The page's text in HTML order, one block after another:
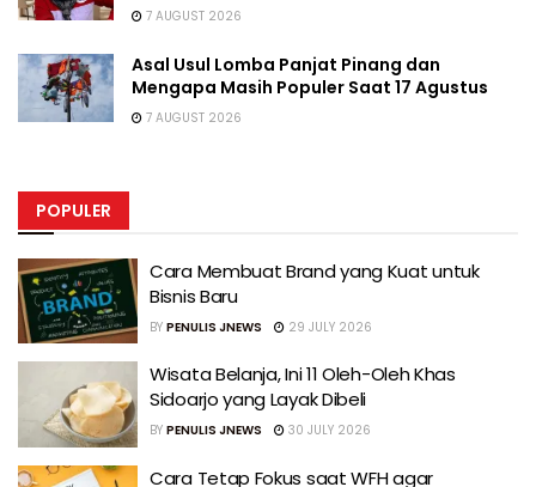
7 AUGUST 2026
Asal Usul Lomba Panjat Pinang dan
Mengapa Masih Populer Saat 17 Agustus
7 AUGUST 2026
POPULER
Cara Membuat Brand yang Kuat untuk
Bisnis Baru
BY PENULIS JNEWS 29 JULY 2026
Wisata Belanja, Ini 11 Oleh-Oleh Khas
Sidoarjo yang Layak Dibeli
BY PENULIS JNEWS 30 JULY 2026
Cara Tetap Fokus saat WFH agar